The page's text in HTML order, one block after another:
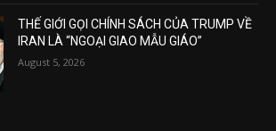
THẾ GIỚI GỌI CHÍNH SÁCH CỦA TRUMP VỀ
IRAN LÀ “NGOẠI GIAO MẪU GIÁO”
August 5, 2026